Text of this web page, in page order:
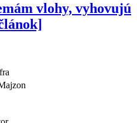
vlohy, vyhovujú